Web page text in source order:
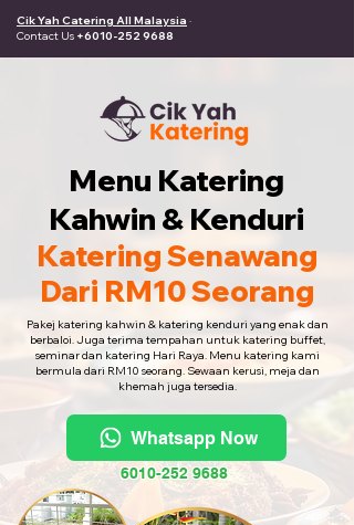
Cik Yah Catering All Malaysia ·
Contact Us +6010-252 9688
Menu Katering
Kahwin & Kenduri
Katering Senawang
Dari RM10 Seorang
Pakej katering kahwin & katering kenduri yang enak dan
berbaloi. Juga terima tempahan untuk katering buffet,
seminar dan katering Hari Raya. Menu katering kami
bermula dari RM10 seorang. Sewaan kerusi, meja dan
khemah juga tersedia.
Whatsapp Now
6010-252 9688